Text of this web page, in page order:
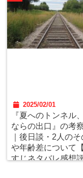
2025/02/01
『夏へのトンネル
ならの出口』の考
｜後日談・2人の
や年齢差について
すじネタバレ感想